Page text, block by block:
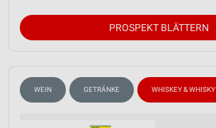
PROSPEKT BLÄTTERN
WEIN GETRÄNKE WHISKEY & WHISKY